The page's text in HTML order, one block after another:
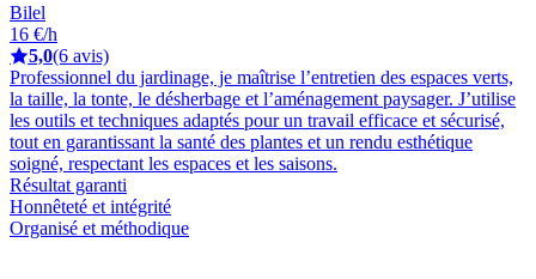
Bilel
16 €/h
5,0(6 avis)
Professionnel du jardinage, je maîtrise l’entretien des espaces verts,
la taille, la tonte, le désherbage et l’aménagement paysager. J’utilise
les outils et techniques adaptés pour un travail efficace et sécurisé,
tout en garantissant la santé des plantes et un rendu esthétique
soigné, respectant les espaces et les saisons.
Résultat garanti
Honnêteté et intégrité
Organisé et méthodique